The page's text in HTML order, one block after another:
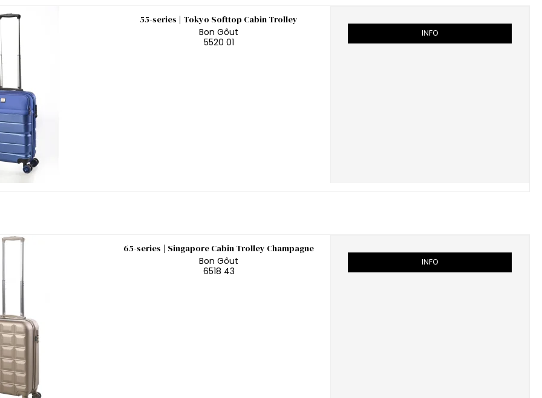
55-series | Tokyo Softtop Cabin Trolley
Bon Gôut
5520 01
INFO
65-series | Singapore Cabin Trolley Champagne
Bon Gôut
6518 43
INFO